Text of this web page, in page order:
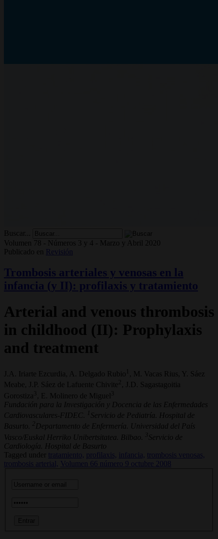
Buscar...
Volumen 78 - Números 3 y 4 - Marzo y Abril 2020
Publicado en
Revisión
Trombosis arteriales y venosas en la
infancia (y II): profilaxis y tratamiento
Arterial and venous thrombosis
in childhood (II): Prophylaxis
and treatment
J.A. Iriarte Ezcurdia, A. Delgado Rubio 1
, M. Vacas Rius, Y. Sáez
Meabe, J.P. Sáez de Lafuente Chivite
, J.D. Sagastagoitia
Gorostiza 3 , E. Molinero de Miguel 3
Fundación para la Investigación y Docencia de las Enfermedades
Cardiovasculares-FIDEC. 1 Servicio de Pediatría. Hospital de
Basurto.
2 Departamento de Enfermería. Universidad del País
Vasco/Euskal Herriko Unibertsitatea. Bilbao.
3 Servicio de
Cardiología. Hospital de Basurto
Tagged under
tratamiento, profilaxis, infancia, trombosis venosas,
trombosis arterial,
Volumen 66 número 9 octubre 2008